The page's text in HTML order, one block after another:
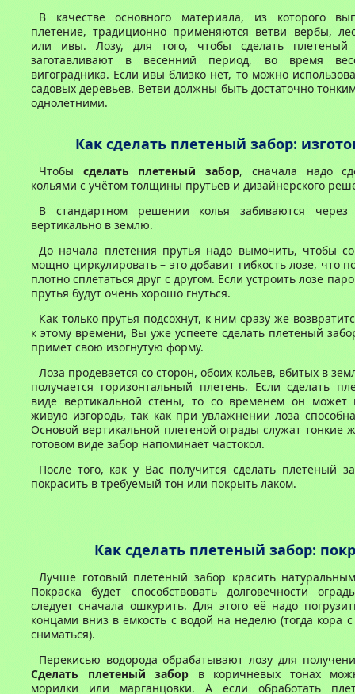
В качестве основного материала, из которого
плетение, традиционно применяются ветви вербы,
или ивы. Лозу, для того, чтобы сделать плетеный
заготавливают в весенний период, во время
вигоградника. Если ивы близко нет, то можно
садовых деревьев. Ветви должны быть достаточно
однолетними.
Как сделать плетеный забор:
Чтобы сделать плетеный забор, сначала надо
кольями с учётом толщины прутьев и дизайнерского
В стандартном решении колья забиваются
вертикально в землю.
До начала плетения прутья надо вымочить, чтобы
мощно циркулировать – это добавит гибкость лозе, что
плотно сплетаться друг с другом. Если устроить лозе
прутья будут очень хорошо гнуться.
Как только прутья подсохнут, к ним сразу же
к этому времени, Вы уже успеете сделать плетеный
примет свою изогнутую форму.
Лоза продевается со сторон, обоих кольев, вбитых в
получается горизонтальный плетень. Если сделать
виде вертикальной стены, то со временем он может
живую изгородь, так как при увлажнении лоза
Основой вертикальной плетеной ограды служат тонкие
готовом виде забор напоминает частокол.
После того, как у Вас получится сделать плетеный
покрасить в требуемый тон или покрыть лаком.
Как сделать плетеный забор:
Лучше готовый плетеный забор красить
Покраска будет способствовать долговечности
следует сначала ошкурить. Для этого её надо
концами вниз в емкость с водой на неделю (тогда кора с
сниматься).
Перекисью водорода обрабатывают лозу для
Сделать плетеный забор в коричневых тонах
морилки или марганцовки. А если обработать